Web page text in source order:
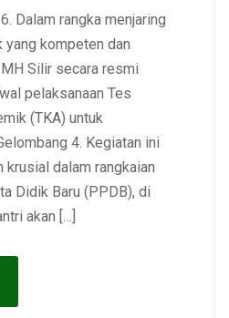
Dalam rangka menjaring
kompeten dan
Silir secara resmi
pelaksanaan Tes
(TKA) untuk
4. Kegiatan ini
krusial dalam rangkaian
Didik Baru (PPDB), di
akan […]